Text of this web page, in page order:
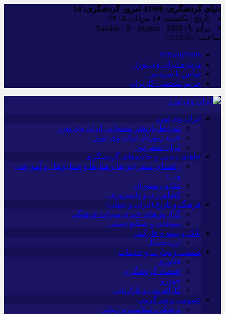
دنیای گردشگری: امروز گردشگری:
تاریخ : یکشنبه, ۱۸ مرداد , ۱۴۰۵
برابر با : Sunday - 9 - August - 2026
ساعت : 15:12:57
iranwaytours
درباره ایران وی تورز
تماس با سردبیر
حریم شخصی کاربران
ایران وی تورز
شرایط بازنشر محتوا در ایران وی تورز
خرید رپورتاژ ایران وی تورز
ایران سفر تور
جاهای دیدنی و جاذبه‌های گردشگری
راهنمای سفر (تورها و هتل‌ها و حمل‌و‌نقل و آموزشی
و…)
غذا و رستوران
کشاورزی و دامپروری
فرهنگ و تاریخ (ایران و جهان)
گزارش‌های خبری میراث فرهنگی
سوغات و صنایع دستی
بانک و بیمه و فارکس
ارزدیجیتال
صنعت و تجارت و خدمات
فناوری
اقتصاد گردشگری
خودرو
کارآفرینی و بازاریابی
عمومی و سرگرمی
پزشکی، سلامت و زیبایی